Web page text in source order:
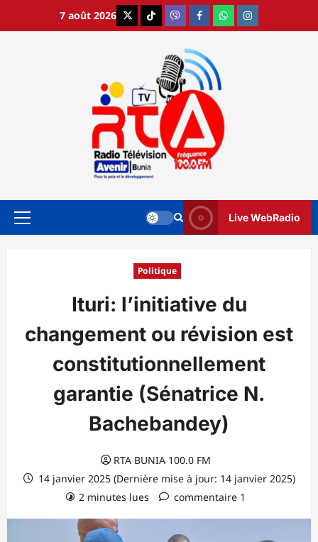
7 août 2026 X TikTokViber FacebookWhatsAppInstagram
Menu
Live WebRadio
Politique
Ituri: l’initiative du
changement ou révision est
constitutionnellement
garantie (Sénatrice N.
Bachebandey)
RTA BUNIA 100.0 FM
14 janvier 2025 (Dernière mise à jour: 14 janvier 2025)
2 minutes lues
commentaire 1